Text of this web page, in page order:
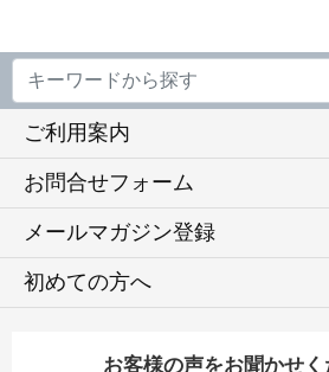
ご利用案内
お問合せフォーム
メールマガジン登録
初めての方へ
お客様の声をお聞かせく